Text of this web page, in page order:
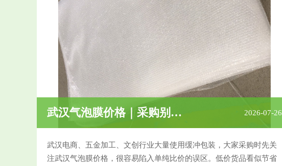
武汉气泡膜价格｜采购别只比价，这几个指标更关键 2026-07-26
武汉电商、五金加工、文创行业大量使用缓冲包装，大家采购时先关
注武汉气泡膜价格，很容易陷入单纯比价的误区。低价货品看似节省